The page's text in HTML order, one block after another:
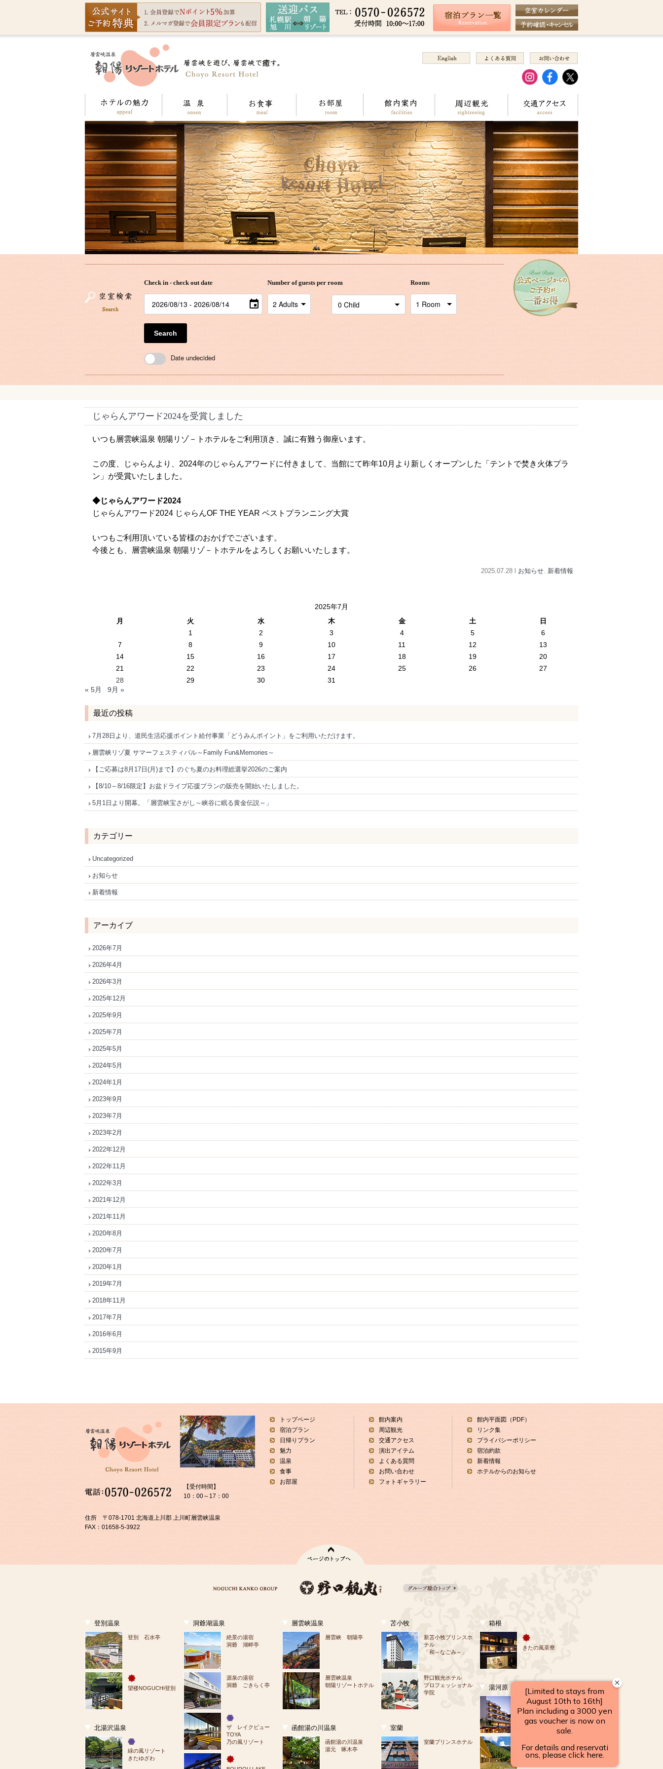
Check in - check out date Number of guests per room Rooms
Search
Date undecided
じゃらんアワード2024を受賞しました
いつも層雲峡温泉 朝陽リゾ－トホテルをご利用頂き、誠に有難う御座います。
この度、じゃらんより、2024年のじゃらんアワードに付きまして、当館にて昨年10月より新しくオープンした「テントで焚き火体プラ
ン」が受賞いたしました。
◆じゃらんアワード2024
じゃらんアワード2024 じゃらんOF THE YEAR ベストプランニング大賞
いつもご利用頂いている皆様のおかげでございます。
今後とも、層雲峡温泉 朝陽リゾ－トホテルをよろしくお願いいたします。
2025.07.28 l お知らせ. 新着情報
2025年7月
月
火 水 木 金 土
日
1
2 3 4 5
6
7
8 9 10 11 12
13
14
15 16 17 18 19
20
21
22 23 24 25 26
27
28
29 30
31
« 5月
9月 »
最近の投稿
7月28日より、道民生活応援ポイント給付事業「どうみんポイント」をご利用いただけます。
層雲峡リゾ夏 サマーフェスティバル～Family Fun&Memories～
【ご応募は8月17日(月)まで】のぐち夏のお料理総選挙2026のご案内
【8/10～8/16限定】お盆ドライブ応援プランの販売を開始いたしました。
5月1日より開幕。「層雲峡宝さがし～峡谷に眠る黄金伝説～」
カテゴリー
Uncategorized
お知らせ
新着情報
アーカイブ
2026年7月
2026年4月
2026年3月
2025年12月
2025年9月
2025年7月
2025年5月
2024年5月
2024年1月
2023年9月
2023年7月
2023年2月
2022年12月
2022年11月
2022年3月
2021年12月
2021年11月
2020年8月
2020年7月
2020年1月
2019年7月
2018年11月
2017年7月
2016年6月
2015年9月
【受付時間】
10：00～17：00
住所 〒078-1701 北海道上川郡 上川町層雲峡温泉
FAX：01658-5-3922
トップページ
宿泊プラン
日帰りプラン
魅力
温泉
食事
お部屋
館内案内
周辺観光
交通アクセス
演出アイテム
よくある質問
お問い合わせ
フォトギャラリー
館内平面図（PDF）
リンク集
プライバシーポリシー
宿泊約款
新着情報
ホテルからのお知らせ
登別温泉
登別 石水亭
望楼NOGUCHI登別
北湯沢温泉
緑の風リゾート
きたゆざわ
洞爺湖温泉
絶景の湯宿
洞爺 湖畔亭
源泉の湯宿
洞爺 ごきらく亭
ザ　レイクビュー
TOYA
乃の風リゾート
層雲峡温泉
層雲峡 朝陽亭
層雲峡温泉
朝陽リゾートホテル
函館湯の川温泉
函館湯の川温泉
湯元 啄木亭
苫小牧
新苫小牧プリンスホ
テル
「和～なごみ～」
野口観光ホテル
プロフェッショナル
学院
室蘭
室蘭プリンスホテル
箱根
きたの風茶寮
湯河原
源泉のお宿
湯河原 千代田荘
山翠楼
SANSUIROU